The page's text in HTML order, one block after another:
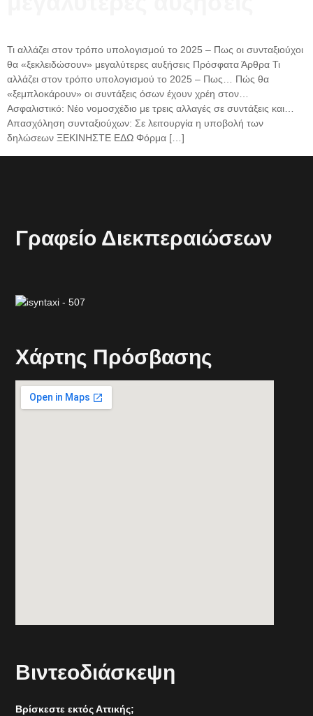
Τι αλλάζει στον τρόπο υπολογισμού το 2025 – Πως οι συνταξιούχοι
θα «ξεκλειδώσουν» μεγαλύτερες αυξήσεις Πρόσφατα Άρθρα Τι
αλλάζει στον τρόπο υπολογισμού το 2025 – Πως… Πώς θα
«ξεμπλοκάρουν» οι συντάξεις όσων έχουν χρέη στον…
Ασφαλιστικό: Νέο νομοσχέδιο με τρεις αλλαγές σε συντάξεις και…
Απασχόληση συνταξιούχων: Σε λειτουργία η υποβολή των
δηλώσεων ΞΕΚΙΝΗΣΤΕ ΕΔΩ Φόρμα […]
Γραφείο Διεκπεραιώσεων
Xάρτης Πρόσβασης
Βιντεοδιάσκεψη
Βρίσκεστε εκτός Αττικής;